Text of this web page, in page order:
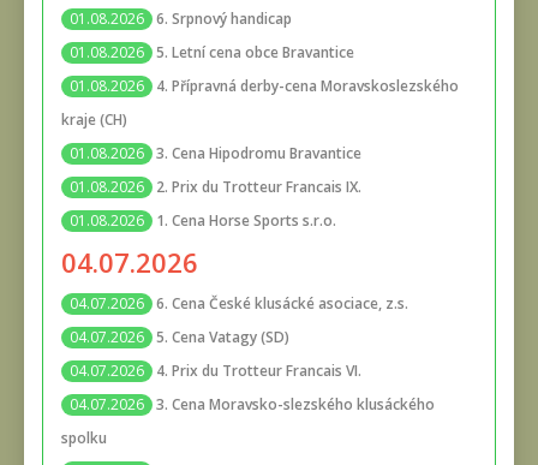
01.08.2026 6. Srpnový handicap
01.08.2026 5. Letní cena obce Bravantice
01.08.2026
4. Přípravná derby-cena Moravskoslezského
kraje (CH)
01.08.2026 3. Cena Hipodromu Bravantice
01.08.2026
2. Prix du Trotteur Francais IX.
01.08.2026
1. Cena Horse Sports s.r.o.
04.07.2026
04.07.2026 6. Cena České klusácké asociace, z.s.
04.07.2026 5. Cena Vatagy (SD)
04.07.2026
4. Prix du Trotteur Francais VI.
04.07.2026 3. Cena Moravsko-slezského klusáckého
spolku